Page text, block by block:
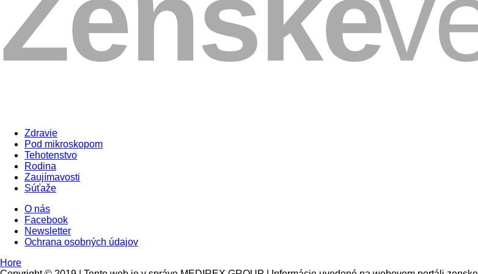
Zdravie
Pod mikroskopom
Tehotenstvo
Rodina
Zaujímavosti
Súťaže
O nás
Facebook
Newsletter
Ochrana osobných údajov
Hore